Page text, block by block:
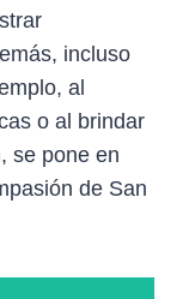
incluso
al
o al brindar
se pone en
de San